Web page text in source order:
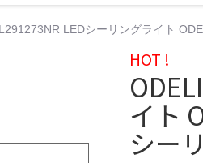
LEDシーリングライト
HOT !
イト
シー